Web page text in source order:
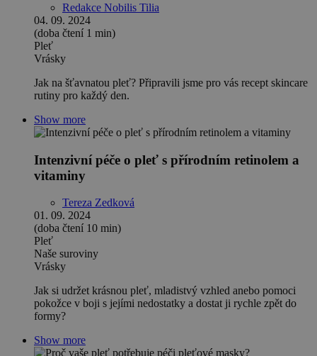
Redakce Nobilis Tilia
04. 09. 2024
(doba čtení 1 min)
Pleť
Vrásky
Jak na šťavnatou pleť? Připravili jsme pro vás recept skincare
rutiny pro každý den.
Show more
Intenzivní péče o pleť s přírodním retinolem a
vitaminy
Tereza Zedková
01. 09. 2024
(doba čtení 10 min)
Pleť
Naše suroviny
Vrásky
Jak si udržet krásnou pleť, mladistvý vzhled anebo pomoci
pokožce v boji s jejími nedostatky a dostat ji rychle zpět do
formy?
Show more